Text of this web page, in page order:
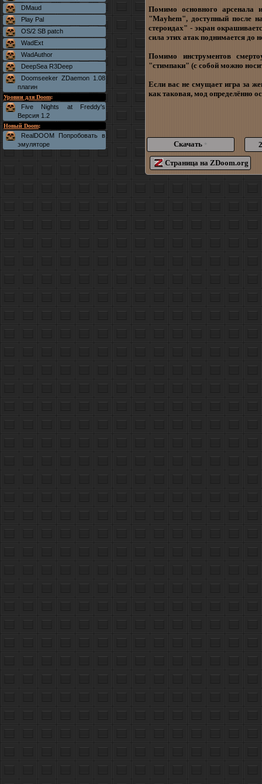
DMaud
Play Pal
OS/2 SB patch
WadExt
WadAuthor
DeepSea R3Deep
Doomseeker ZDaemon 1.08
плагин
Уровни для Doom:
Five Nights at Freddy's
Версия 1.2
Новый Doom:
RealDOOM Попробовать в
эмуляторе
Помимо основного арсенала
"Mayhem", доступный после
стероидах" - экран
сила этих атак поднимается до
Помимо инструментов
"стимпаки" (с собой можно
Если вас не смущает игра за
как таковая, мод определённо
Скачать *
Страница на ZDoom.org